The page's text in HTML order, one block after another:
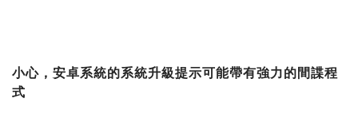
小心，安卓系統的系統升級提示可能帶有強力的間諜程
式